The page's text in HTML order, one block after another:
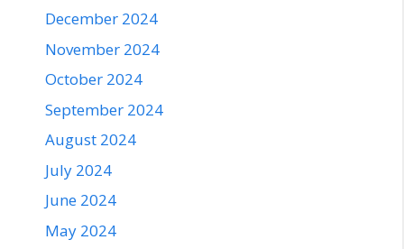
December 2024
November 2024
October 2024
September 2024
August 2024
July 2024
June 2024
May 2024